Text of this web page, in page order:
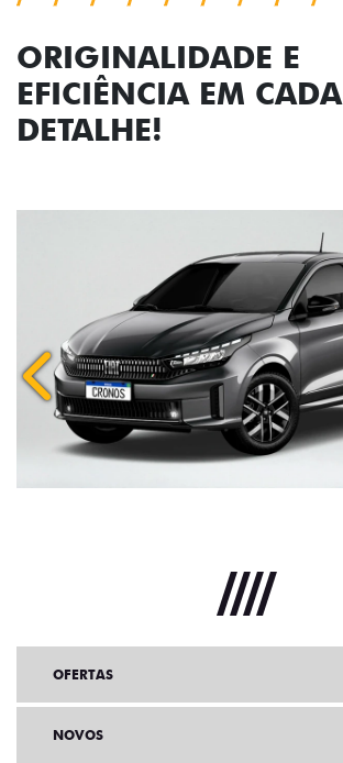
ORIGINALIDADE E
EFICIÊNCIA EM CADA
DETALHE!
Anterior
OFERTAS
NOVOS